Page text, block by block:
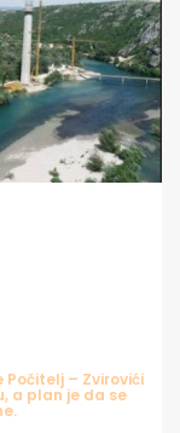
– Zvirovići
a plan je da se